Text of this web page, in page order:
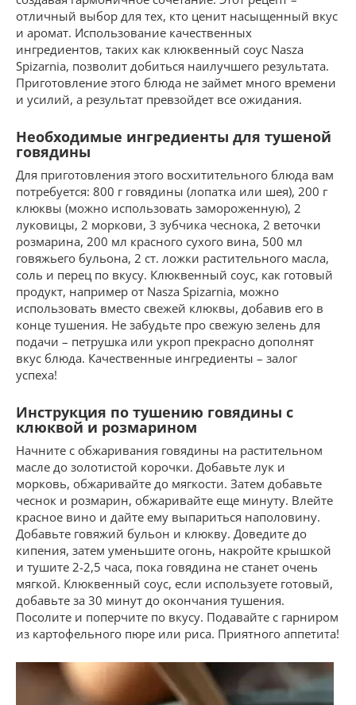
отличный выбор для тех, кто ценит насыщенный вкус
и аромат. Использование качественных
ингредиентов, таких как клюквенный соус Nasza
Spizarnia, позволит добиться наилучшего результата.
Приготовление этого блюда не займет много времени
и усилий, а результат превзойдет все ожидания.
Необходимые ингредиенты для тушеной
говядины
Для приготовления этого восхитительного блюда вам
потребуется: 800 г говядины (лопатка или шея), 200 г
клюквы (можно использовать замороженную), 2
луковицы, 2 моркови, 3 зубчика чеснока, 2 веточки
розмарина, 200 мл красного сухого вина, 500 мл
говяжьего бульона, 2 ст. ложки растительного масла,
соль и перец по вкусу. Клюквенный соус, как готовый
продукт, например от Nasza Spizarnia, можно
использовать вместо свежей клюквы, добавив его в
конце тушения. Не забудьте про свежую зелень для
подачи – петрушка или укроп прекрасно дополнят
вкус блюда. Качественные ингредиенты – залог
успеха!
Инструкция по тушению говядины с
клюквой и розмарином
Начните с обжаривания говядины на растительном
масле до золотистой корочки. Добавьте лук и
морковь, обжаривайте до мягкости. Затем добавьте
чеснок и розмарин, обжаривайте еще минуту. Влейте
красное вино и дайте ему выпариться наполовину.
Добавьте говяжий бульон и клюкву. Доведите до
кипения, затем уменьшите огонь, накройте крышкой
и тушите 2-2,5 часа, пока говядина не станет очень
мягкой. Клюквенный соус, если используете готовый,
добавьте за 30 минут до окончания тушения.
Посолите и поперчите по вкусу. Подавайте с гарниром
из картофельного пюре или риса. Приятного аппетита!